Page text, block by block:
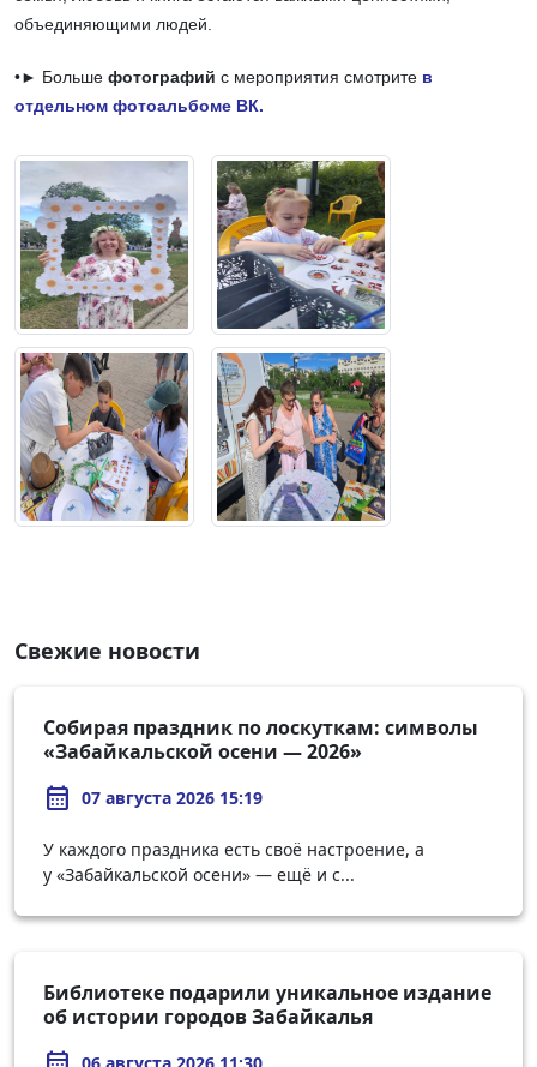
объединяющими людей.
•► Больше фотографий с мероприятия смотрите в
отдельном фотоальбоме ВК.
Свежие новости
Собирая праздник по лоскуткам: символы
«Забайкальской осени — 2026»
calendar_month 07 августа 2026 15:19
У каждого праздника есть своё настроение, а
у «Забайкальской осени» — ещё и с...
Библиотеке подарили уникальное издание
об истории городов Забайкалья